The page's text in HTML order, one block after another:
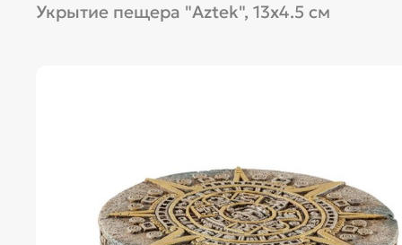
Укрытие пещера "Aztek", 13x4.5 см